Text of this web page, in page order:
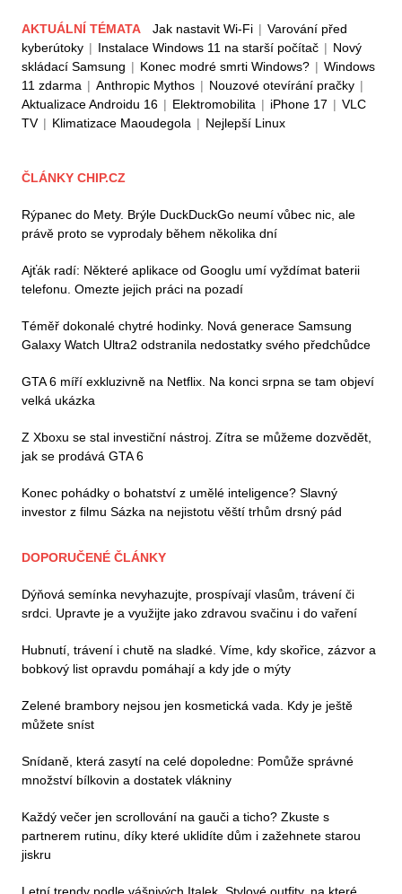
AKTUÁLNÍ TÉMATA Jak nastavit Wi-Fi | Varování před
kyberútoky | Instalace Windows 11 na starší počítač | Nový
skládací Samsung | Konec modré smrti Windows? | Windows
11 zdarma | Anthropic Mythos | Nouzové otevírání pračky |
Aktualizace Androidu 16 | Elektromobilita | iPhone 17 | VLC
TV | Klimatizace Maoudegola | Nejlepší Linux
ČLÁNKY CHIP.CZ
Rýpanec do Mety. Brýle DuckDuckGo neumí vůbec nic, ale
právě proto se vyprodaly během několika dní
Ajťák radí: Některé aplikace od Googlu umí vyždímat baterii
telefonu. Omezte jejich práci na pozadí
Téměř dokonalé chytré hodinky. Nová generace Samsung
Galaxy Watch Ultra2 odstranila nedostatky svého předchůdce
GTA 6 míří exkluzivně na Netflix. Na konci srpna se tam objeví
velká ukázka
Z Xboxu se stal investiční nástroj. Zítra se můžeme dozvědět,
jak se prodává GTA 6
Konec pohádky o bohatství z umělé inteligence? Slavný
investor z filmu Sázka na nejistotu věští trhům drsný pád
DOPORUČENÉ ČLÁNKY
Dýňová semínka nevyhazujte, prospívají vlasům, trávení či
srdci. Upravte je a využijte jako zdravou svačinu i do vaření
Hubnutí, trávení i chutě na sladké. Víme, kdy skořice, zázvor a
bobkový list opravdu pomáhají a kdy jde o mýty
Zelené brambory nejsou jen kosmetická vada. Kdy je ještě
můžete sníst
Snídaně, která zasytí na celé dopoledne: Pomůže správné
množství bílkovin a dostatek vlákniny
Každý večer jen scrollování na gauči a ticho? Zkuste s
partnerem rutinu, díky které uklidíte dům i zažehnete starou
jiskru